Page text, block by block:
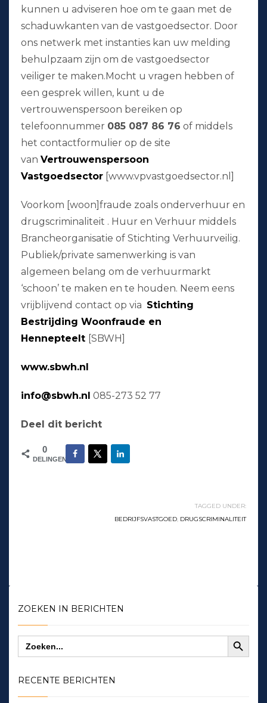
kunnen u adviseren hoe om te gaan met de
schaduwkanten van de vastgoedsector. Door
ons netwerk met instanties kan uw melding
behulpzaam zijn om de vastgoedsector
veiliger te maken.Mocht u vragen hebben of
een gesprek willen, kunt u de
vertrouwenspersoon bereiken op
telefoonnummer 085 087 86 76 of middels
het contactformulier op de site
van Vertrouwenspersoon
Vastgoedsector [www.vpvastgoedsector.nl]
Voorkom [woon]fraude zoals onderverhuur en
drugscriminaliteit . Huur en Verhuur middels
Brancheorganisatie of Stichting Verhuurveilig.
Publiek/private samenwerking is van
algemeen belang om de verhuurmarkt
‘schoon’ te maken en te houden. Neem eens
vrijblijvend contact op via Stichting
Bestrijding Woonfraude en
Hennepteelt [SBWH]
www.sbwh.nl
info@sbwh.nl 085-273 52 77
Deel dit bericht
0
DELINGEN
TAGGED UNDER:
BEDRIJFSVASTGOED, DRUGSCRIMINALITEIT
ZOEKEN IN BERICHTEN
Zoek
naar:
Zoekknop
RECENTE BERICHTEN